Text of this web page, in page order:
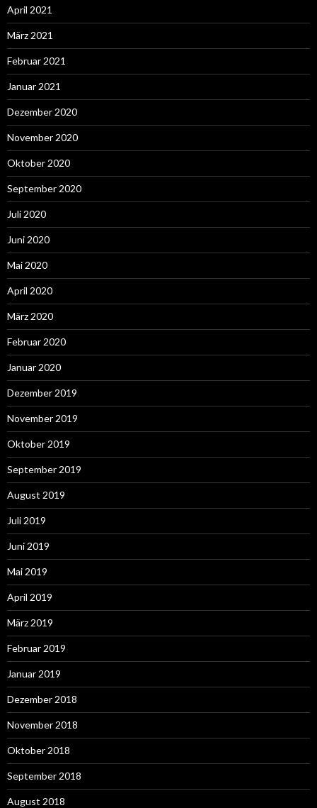
April 2021
März 2021
Februar 2021
Januar 2021
Dezember 2020
November 2020
Oktober 2020
September 2020
Juli 2020
Juni 2020
Mai 2020
April 2020
März 2020
Februar 2020
Januar 2020
Dezember 2019
November 2019
Oktober 2019
September 2019
August 2019
Juli 2019
Juni 2019
Mai 2019
April 2019
März 2019
Februar 2019
Januar 2019
Dezember 2018
November 2018
Oktober 2018
September 2018
August 2018